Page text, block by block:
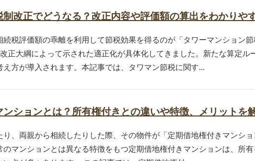
制改正でどうなる？改正内容や評価額の算出をわかりや
続税評価額の乖離を利用して節税効果を得るのが「タワーマンション
正大綱によって示された適正化が具体化してきました。新たな算定ル
方が導入されます。本記事では、タワマン節税に関す...
ンションとは？所有権付きとの違いや特徴、メリットを
り、両親から相続したりした際、その物件が「定期借地権付きマンシ
のマンションとは異なる特徴をもつ定期借地権付きマンションは、所